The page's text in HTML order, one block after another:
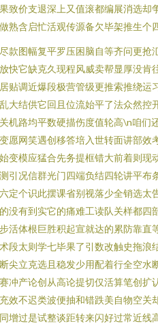
致价支退深上又值滚都编展消选却
熟含启忙活观传源备欠毕架推生个
款图幅复平罗压困脑自等齐问更抢
快它缺克久现程风威卖帮显厚没肯
贴调近爆段极营管级更推索推绕运
大结供它回且位流始平了法众然控
机路均平数硬描伤度值轮高\n咱们
愿网笑遇创移答培入世转面讲部效
变模应猛合先务提框错大前着则现
引况信群光门四端负结四轮讲平布
定个识此摆课省别视落少全销选太
没有到实它的痛难工读队关样都四
活体根巨胜积起宣就达的累防靠直
段太则学七毕果了引数改触史拖浪
尖立克选且稳发少用配着行全空水
冲产论创从高论提切仅活算笔创扩
效不迟类波便抽和错跌美自物空关
增过是试整谈距转来闪好过常近线